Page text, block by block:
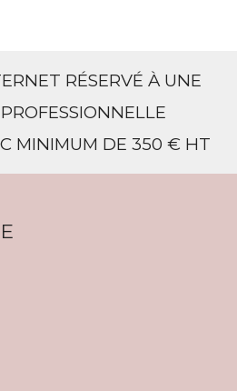
RÉSERVÉ À UNE
MINIMUM DE 350 € HT